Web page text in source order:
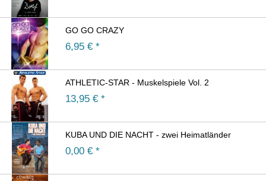
GO GO CRAZY
6,95 € *
ATHLETIC-STAR - Muskelspiele Vol. 2
13,95 € *
KUBA UND DIE NACHT - zwei Heimatländer
0,00 € *